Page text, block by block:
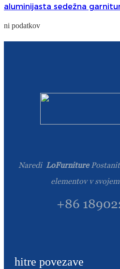
aluminijasta sedežna
ni podatkov
Naredi LoFurniture
elementov v
+86
hitre povezave